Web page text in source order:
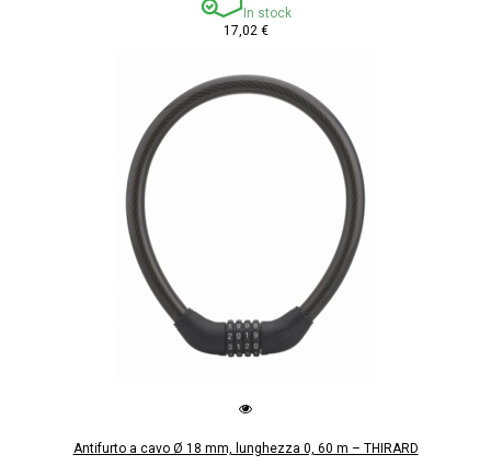
In stock
17,02 €
Antifurto a cavo Ø 18 mm, lunghezza 0, 60 m – THIRARD